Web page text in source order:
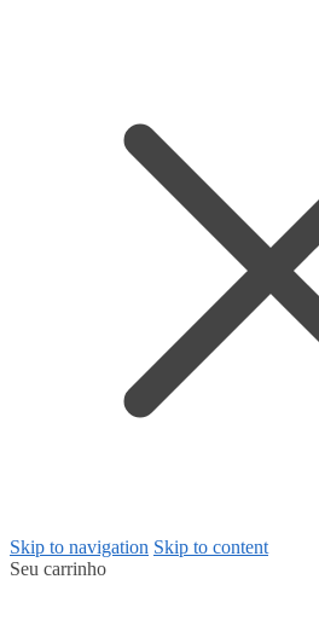
Skip to navigation Skip to content
Seu carrinho